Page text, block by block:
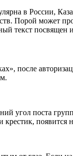
в России,
Порой может
текст
после
угол поста